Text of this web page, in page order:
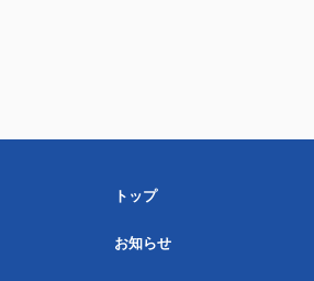
トップ
お知らせ